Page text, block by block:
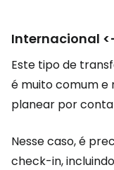
Internacional
Este tipo de
é muito comum e
planear por
Nesse caso, é
check-in,